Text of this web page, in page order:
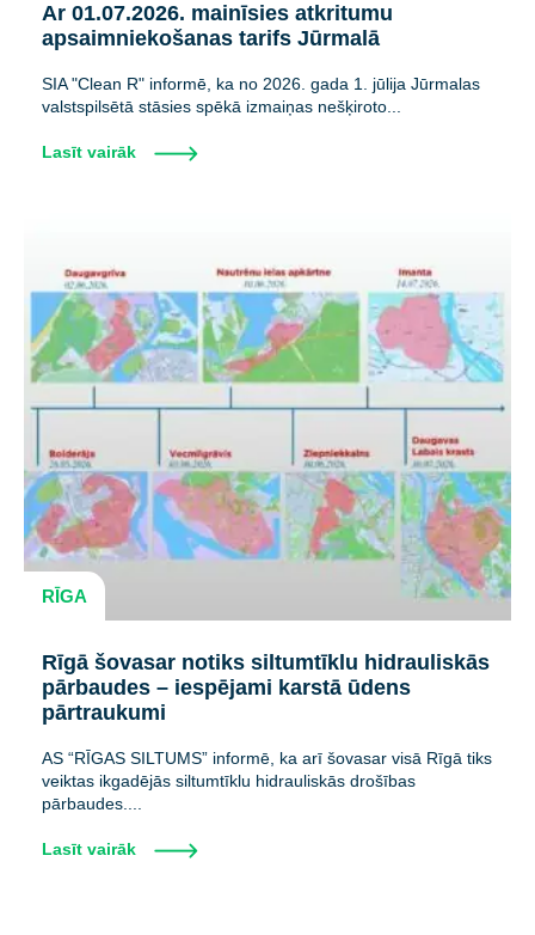
Ar 01.07.2026. mainīsies atkritumu
apsaimniekošanas tarifs Jūrmalā
SIA "Clean R" informē, ka no 2026. gada 1. jūlija Jūrmalas
valstspilsētā stāsies spēkā izmaiņas nešķiroto...
Lasīt vairāk
RĪGA
Rīgā šovasar notiks siltumtīklu hidrauliskās
pārbaudes – iespējami karstā ūdens
pārtraukumi
AS “RĪGAS SILTUMS” informē, ka arī šovasar visā Rīgā tiks
veiktas ikgadējās siltumtīklu hidrauliskās drošības
pārbaudes....
Lasīt vairāk